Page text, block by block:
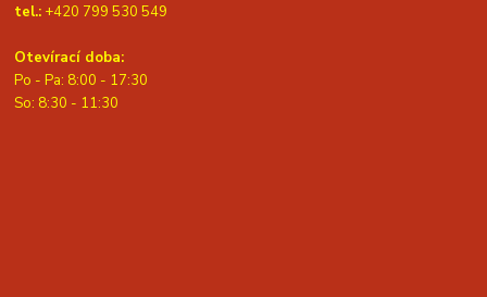
tel.: +420 799 530 549
Otevírací doba:
Po - Pa: 8:00 - 17:30
So: 8:30 - 11:30